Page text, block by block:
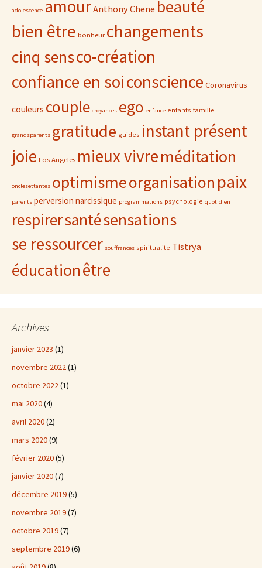
adolescence amourAnthony Chene beauté
bien être bonheur changements
cinq sensco-création
confiance en soiconscience Coronavirus
couleurs couple croyances ego enfance enfants famille
grandsparents gratitude guides instant présent
joie Los Angeles mieux vivreméditation
onclesettantes optimismeorganisationpaix
parents perversion narcissique programmations psychologie quotidien
respirersantésensations
se ressourcer souffrances spiritualite Tistrya
éducationêtre
Archives
janvier 2023 (1)
novembre 2022(1)
octobre 2022(1)
mai 2020(4)
avril 2020(2)
mars 2020(9)
février 2020(5)
janvier 2020(7)
décembre 2019(5)
novembre 2019(7)
octobre 2019(7)
septembre 2019(6)